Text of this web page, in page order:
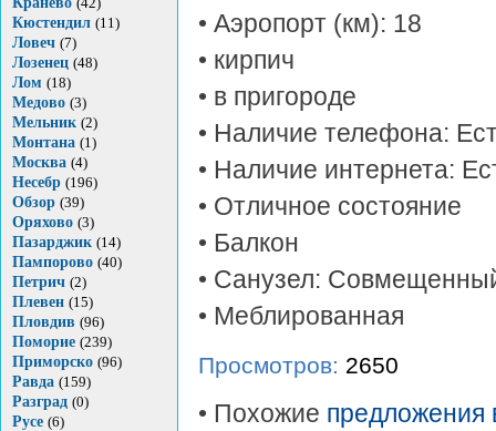
Кюстендил (11)
Ловеч (7)
Лозенец (48)
Лом (18)
Медово (3)
Мельник (2)
Монтана (1)
Москва (4)
Несебр (196)
Обзор (39)
Оряхово (3)
Пазарджик (14)
Пампорово (40)
Петрич (2)
Плевен (15)
Пловдив (96)
Поморие (239)
Приморско (96)
Равда (159)
Разград (0)
Русе (6)
• Аэропорт (км): 18
• кирпич
• в пригороде
• Наличие телефона:
• Наличие интернета:
• Отличное состояние
• Балкон
• Санузел:
• Меблированная
Просмотров: 2650
• Похожие предложения